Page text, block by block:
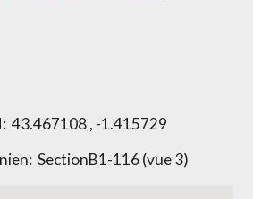
43.467108 , -1.415729
SectionB1-116 (vue 3)